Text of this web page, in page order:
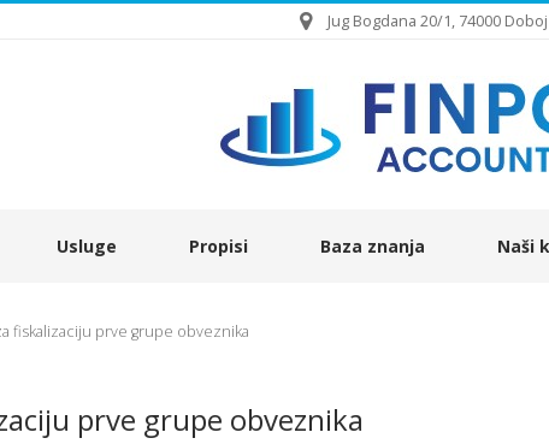
Jug Bogdana 20/1, 74000 Doboj
Usluge Propisi Baza znanja Naši
fiskalizaciju prve grupe obveznika
prve grupe obveznika